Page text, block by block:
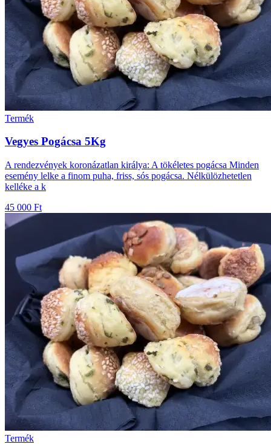
Termék
Vegyes Pogácsa 5Kg
A rendezvények koronázatlan királya: A tökéletes pogácsa Minden
esemény lelke a finom puha, friss, sós pogácsa. Nélkülözhetetlen
kelléke a k
45 000 Ft
Termék